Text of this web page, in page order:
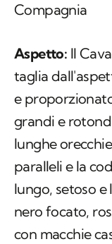
Compagnia
Aspetto: Il
taglia
e
grandi e
lunghe
paralleli e la
lungo, setoso e
nero focato,
con macchie